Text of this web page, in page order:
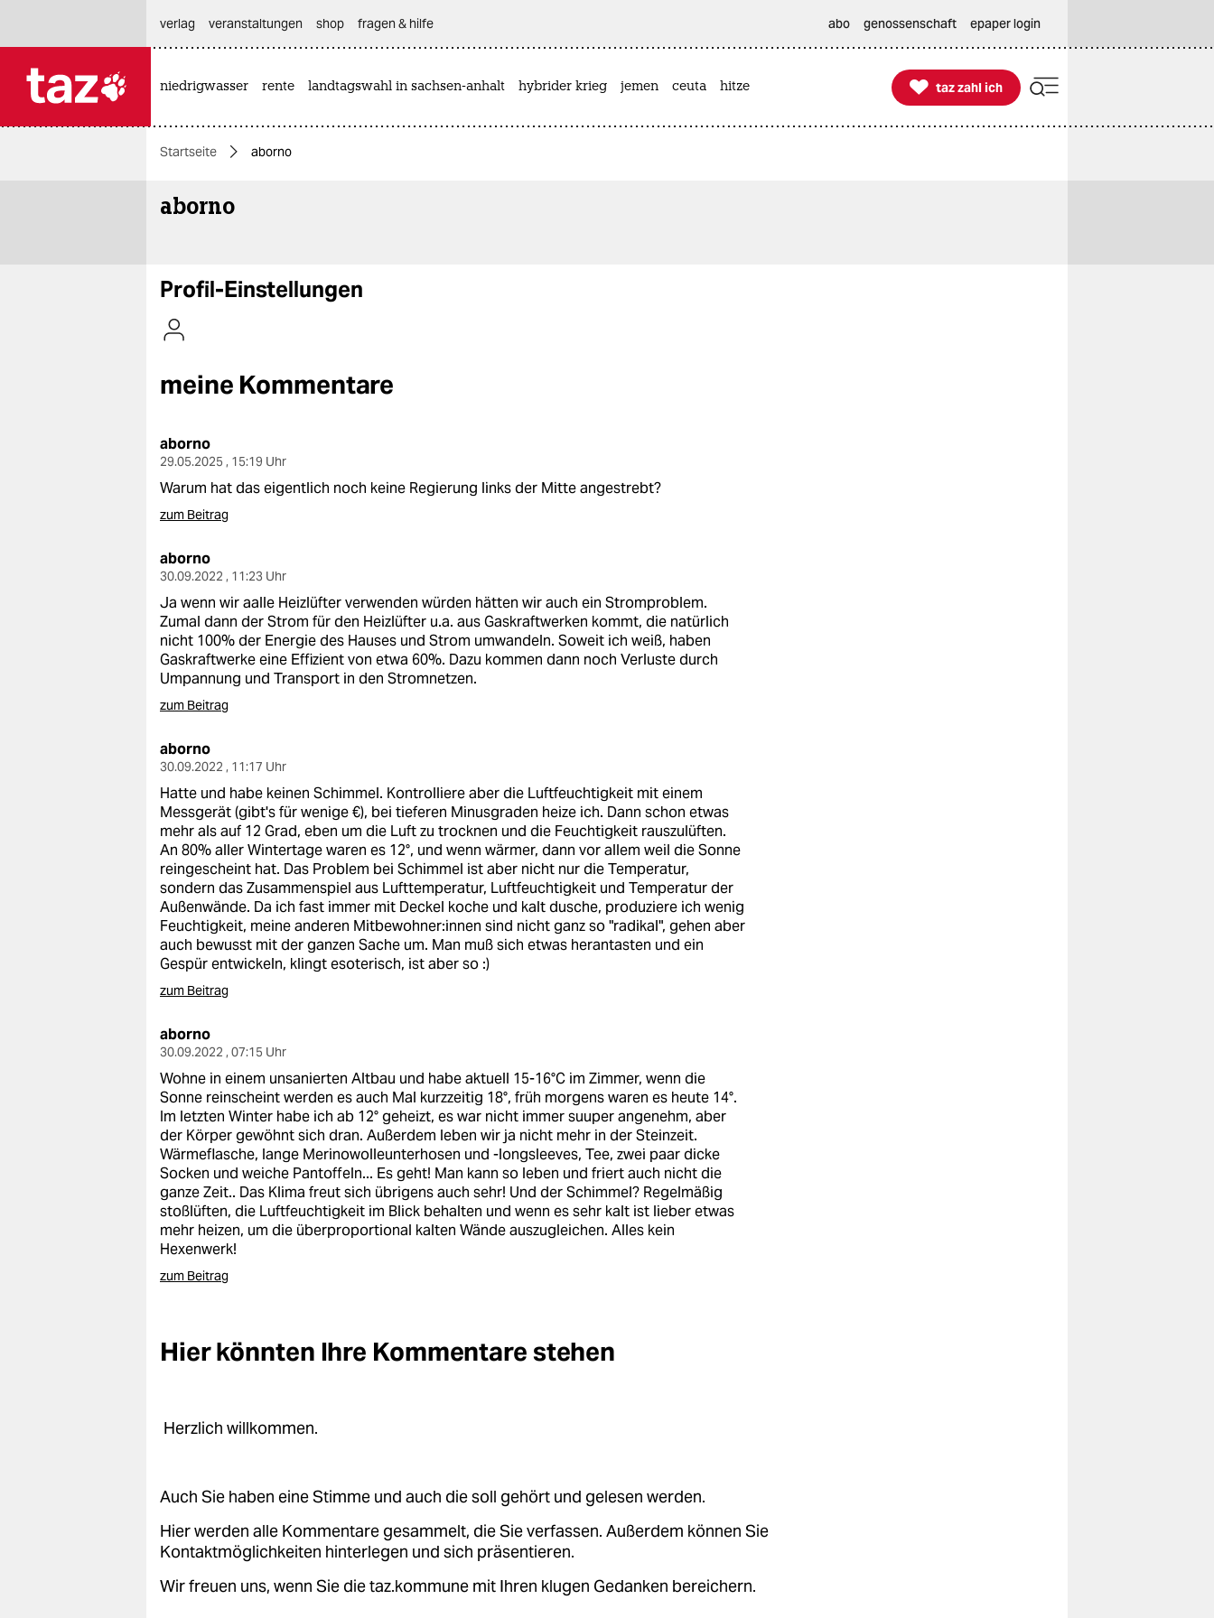
themen
politik
gesellschaft
kultur
nord
wahrheit
verlag
verlag
veranstaltungen
shop
fragen & hilfe
unterstützen
abo
genossenschaft
epaper login
verlag
veranstaltungen shop fragen & hilfe abo genossenschaft epaper login
niedrigwasser rente landtagswahl in sachsen-anhalt hybrider krieg jemen ceuta hitze 
taz zahl ich
taz zahl ich
Startseite aborno
aborno
Profil-Einstellungen
meine Kommentare
aborno
29.05.2025 , 15:19 Uhr
Warum hat das eigentlich noch keine Regierung links der Mitte angestrebt?
zum Beitrag
aborno
30.09.2022 , 11:23 Uhr
Ja wenn wir aalle Heizlüfter verwenden würden hätten wir auch ein Stromproblem.
Zumal dann der Strom für den Heizlüfter u.a. aus Gaskraftwerken kommt, die natürlich
nicht 100% der Energie des Hauses und Strom umwandeln. Soweit ich weiß, haben
Gaskraftwerke eine Effizient von etwa 60%. Dazu kommen dann noch Verluste durch
Umpannung und Transport in den Stromnetzen.
zum Beitrag
aborno
30.09.2022 , 11:17 Uhr
Hatte und habe keinen Schimmel. Kontrolliere aber die Luftfeuchtigkeit mit einem
Messgerät (gibt's für wenige €), bei tieferen Minusgraden heize ich. Dann schon etwas
mehr als auf 12 Grad, eben um die Luft zu trocknen und die Feuchtigkeit rauszulüften.
An 80% aller Wintertage waren es 12°, und wenn wärmer, dann vor allem weil die Sonne
reingescheint hat. Das Problem bei Schimmel ist aber nicht nur die Temperatur,
sondern das Zusammenspiel aus Lufttemperatur, Luftfeuchtigkeit und Temperatur der
Außenwände. Da ich fast immer mit Deckel koche und kalt dusche, produziere ich wenig
Feuchtigkeit, meine anderen Mitbewohner:innen sind nicht ganz so "radikal", gehen aber
auch bewusst mit der ganzen Sache um. Man muß sich etwas herantasten und ein
Gespür entwickeln, klingt esoterisch, ist aber so :)
zum Beitrag
aborno
30.09.2022 , 07:15 Uhr
Wohne in einem unsanierten Altbau und habe aktuell 15-16°C im Zimmer, wenn die
Sonne reinscheint werden es auch Mal kurzzeitig 18°, früh morgens waren es heute 14°.
Im letzten Winter habe ich ab 12° geheizt, es war nicht immer suuper angenehm, aber
der Körper gewöhnt sich dran. Außerdem leben wir ja nicht mehr in der Steinzeit.
Wärmeflasche, lange Merinowolleunterhosen und -longsleeves, Tee, zwei paar dicke
Socken und weiche Pantoffeln... Es geht! Man kann so leben und friert auch nicht die
ganze Zeit.. Das Klima freut sich übrigens auch sehr! Und der Schimmel? Regelmäßig
stoßlüften, die Luftfeuchtigkeit im Blick behalten und wenn es sehr kalt ist lieber etwas
mehr heizen, um die überproportional kalten Wände auszugleichen. Alles kein
Hexenwerk!
zum Beitrag
Hier könnten Ihre Kommentare stehen
Herzlich willkommen.
Auch Sie haben eine Stimme und auch die soll gehört und gelesen werden.
Hier werden alle Kommentare gesammelt, die Sie verfassen. Außerdem können Sie
Kontaktmöglichkeiten hinterlegen und sich präsentieren.
Wir freuen uns, wenn Sie die taz.kommune mit Ihren klugen Gedanken bereichern.